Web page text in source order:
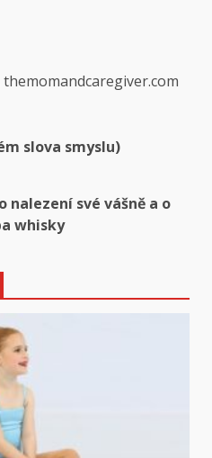
slova smyslu)
nalezení své vášně a o
whisky